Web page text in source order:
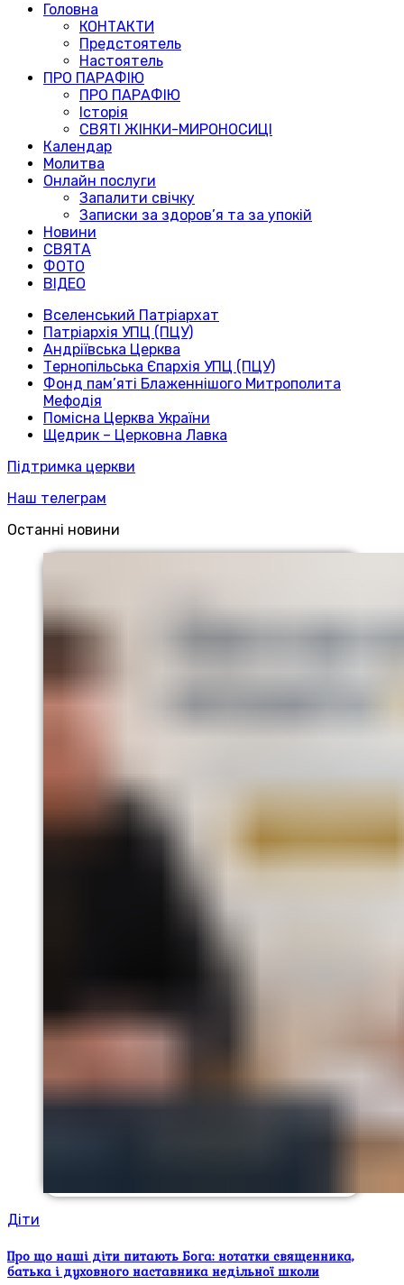
Головна
КОНТАКТИ
Предстоятель
Настоятель
ПРО ПАРАФІЮ
ПРО ПАРАФІЮ
Історія
СВЯТІ ЖІНКИ-МИРОНОСИЦІ
Календар
Молитва
Онлайн послуги
Запалити свічку
Записки за здоров’я та за упокій
Новини
СВЯТА
ФОТО
ВІДЕО
Вселенський Патріархат
Патріархія УПЦ (ПЦУ)
Андріївська Церква
Тернопільська Єпархія УПЦ (ПЦУ)
Фонд пам’яті Блаженнішого Митрополита
Мефодія
Помісна Церква України
Щедрик – Церковна Лавка
Підтримка церкви
Наш телеграм
Останні новини
Діти
Про що наші діти питають Бога: нотатки священника,
батька і духовного наставника недільної школи